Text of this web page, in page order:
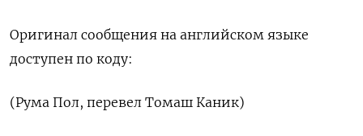
Оригинал сообщения на английском языке
доступен по коду:
(Рума Пол, перевел Томаш Каник)